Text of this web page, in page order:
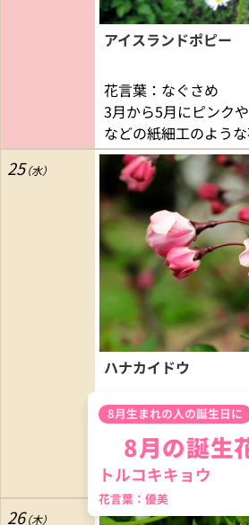
アイスランドポピー
花言葉：なぐさめ
3月から5月にピンク
などの紙細工のような
25
ハナカイドウ
花言葉：美人の眠り
日本では広く北海道
れていて、4月から5
て咲くピンクの花が
26
8月生まれの人の誕生日に
8月の誕生
トルコキキョウ
花言葉：優美